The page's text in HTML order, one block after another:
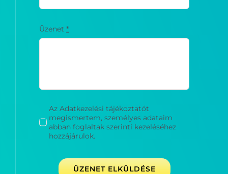
Üzenet*
Az Adatkezelési tájékoztatót
megismertem, személyes adataim
abban foglaltak szerinti kezeléséhez
hozzájárulok.
ÜZENET ELKÜLDÉSE